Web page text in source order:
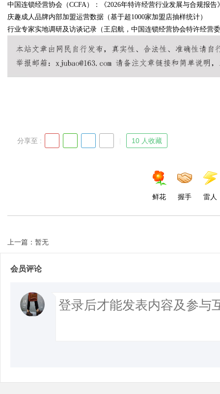
中国连锁经营协会（CCFA）：《2026年特许经营行业发展与合规报告
庆趣成人品牌内部加盟运营数据（基于超1000家加盟店抽样统计）
行业专家实地调研及访谈记录（王启航，中国连锁经营协会特许经营
分享至 : 10 人收藏
鲜花 握手 雷人
上一篇：暂无
会员评论